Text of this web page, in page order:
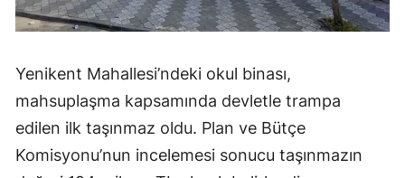
Yenikent Mahallesi’ndeki okul binası,
mahsuplaşma kapsamında devletle trampa
edilen ilk taşınmaz oldu. Plan ve Bütçe
Komisyonu’nun incelemesi sonucu taşınmazın